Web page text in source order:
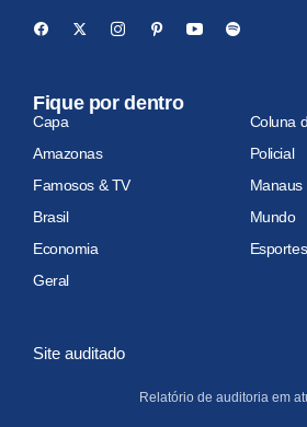
Fique por dentro
Capa
Coluna
Amazonas
Policial
Famosos & TV
Manaus
Brasil
Mundo
Economia
Esportes
Geral
Site auditado
Relatório de auditoria em